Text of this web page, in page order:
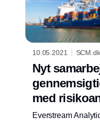
10.05.2021 SCM.dk
Nyt
med
Everstream